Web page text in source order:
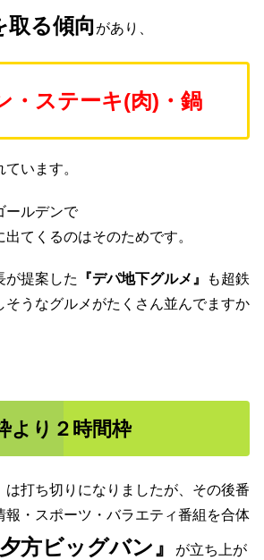
取る傾向があり、
・ステーキ(肉)・鍋
います。
ールデンで
てくるのはそのためです。
が提案した 『デパ地下グルメ』
も超鉄
そうなグルメがたくさん並んでますか
より２時間枠
は打ち切りになりましたが、その後番
報・スポーツ・バラエティ番組を合体
夕方ビッグバン』
が立ち上が